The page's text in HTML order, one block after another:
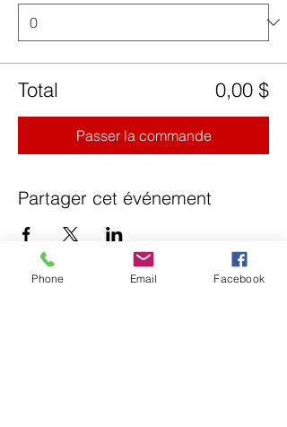
Total 0,00 $
Passer la commande
Partager cet événement
Phone Email Facebook